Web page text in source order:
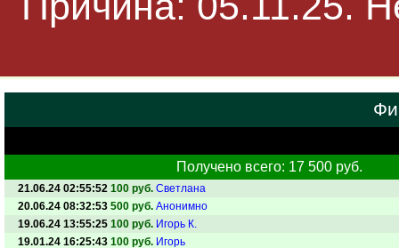
Получено всего: 17 500 руб.
21.06.24 02:55:52 100 руб. Светлана
20.06.24 08:32:53 500 руб. Анонимно
19.06.24 13:55:25 100 руб. Игорь К.
19.01.24 16:25:43 100 руб. Игорь